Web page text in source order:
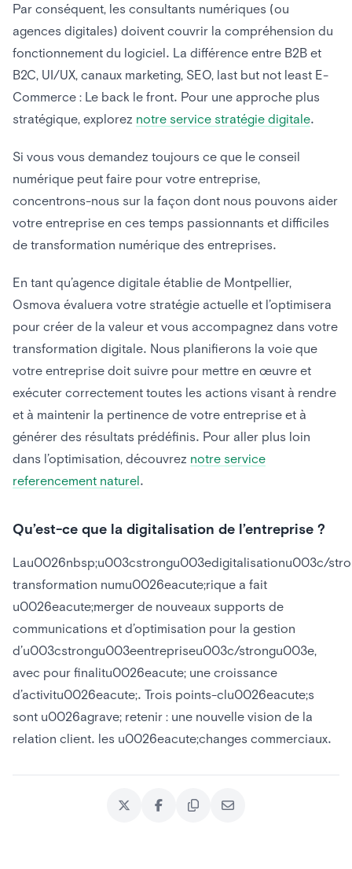
Par conséquent, les consultants numériques (ou
agences digitales) doivent couvrir la compréhension du
fonctionnement du logiciel. La différence entre B2B et
B2C, UI/UX, canaux marketing, SEO, last but not least E-
Commerce : Le back le front. Pour une approche plus
stratégique, explorez notre service stratégie digitale.
Si vous vous demandez toujours ce que le conseil
numérique peut faire pour votre entreprise,
concentrons-nous sur la façon dont nous pouvons aider
votre entreprise en ces temps passionnants et difficiles
de transformation numérique des entreprises.
En tant qu’agence digitale établie de Montpellier,
Osmova évaluera votre stratégie actuelle et l’optimisera
pour créer de la valeur et vous accompagnez dans votre
transformation digitale. Nous planifierons la voie que
votre entreprise doit suivre pour mettre en œuvre et
exécuter correctement toutes les actions visant à rendre
et à maintenir la pertinence de votre entreprise et à
générer des résultats prédéfinis. Pour aller plus loin
dans l’optimisation, découvrez notre service
referencement naturel.
Qu’est-ce que la digitalisation de l’entreprise ?
Lau0026nbsp;u003cstrongu003edigitalisationu003c/
transformation numu0026eacute;rique a fait
u0026eacute;merger de nouveaux supports de
communications et d’optimisation pour la gestion
d’u003cstrongu003eentrepriseu003c/strongu003e,
avec pour finalitu0026eacute; une croissance
d’activitu0026eacute;. Trois points-clu0026eacute;s
sont u0026agrave; retenir : une nouvelle vision de la
relation client. les u0026eacute;changes commerciaux.